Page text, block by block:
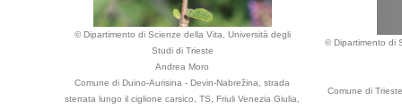
© Dipartimento di Scienze della Vita, Università degli
Studi di Trieste
Andrea Moro
Comune di Duino-Aurisina - Devin-Nabrežina, strada
sterrata lungo il ciglione carsico, TS, Friuli Venezia Giulia,
© Dipartimento di
Comune di